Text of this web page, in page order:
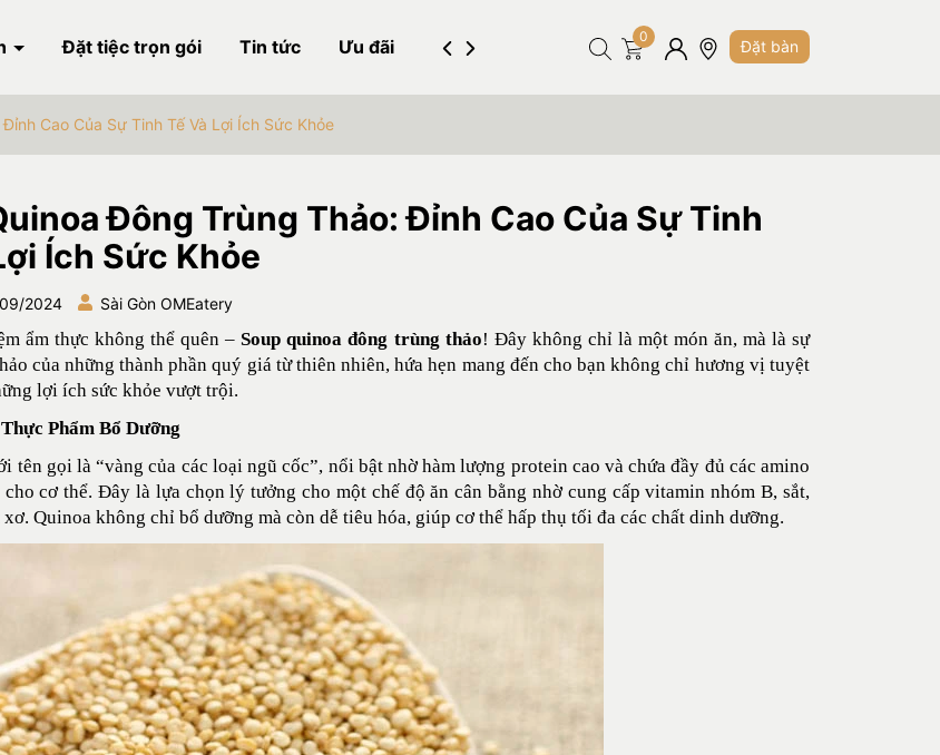
Đặt tiệc trọn gói Tin tức Ưu đãi Hình ảnh Tuyển dụng Liên hệ
0
Đặt bàn
Cao Của Sự Tinh Tế Và Lợi Ích Sức Khỏe
Đông Trùng Thảo: Đỉnh Cao Của Sự Tinh
Ích Sức Khỏe
2024 Sài Gòn OMEatery
ẩm thực không thể quên – Soup quinoa đông trùng thảo! Đây không chỉ là một món ăn, mà là sự
của những thành phần quý giá từ thiên nhiên, hứa hẹn mang đến cho bạn không chỉ hương vị tuyệt
lợi ích sức khỏe vượt trội.
Phẩm Bổ Dưỡng
tên gọi là “vàng của các loại ngũ cốc”, nổi bật nhờ hàm lượng protein cao và chứa đầy đủ các amino
cho cơ thể.Đây là lựa chọn lý tưởng cho một chế độ ăn cân bằng nhờ cung cấp vitamin nhóm B, sắt,
Quinoa không chỉ bổ dưỡng mà còn dễ tiêu hóa, giúp cơ thể hấp thụ tối đa các chất dinh dưỡng.